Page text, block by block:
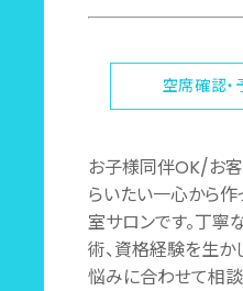
空席確認
お子様同伴OK/お
らいたい一心から
室サロンです。丁寧
術、資格経験を生か
悩みに合わせて相談